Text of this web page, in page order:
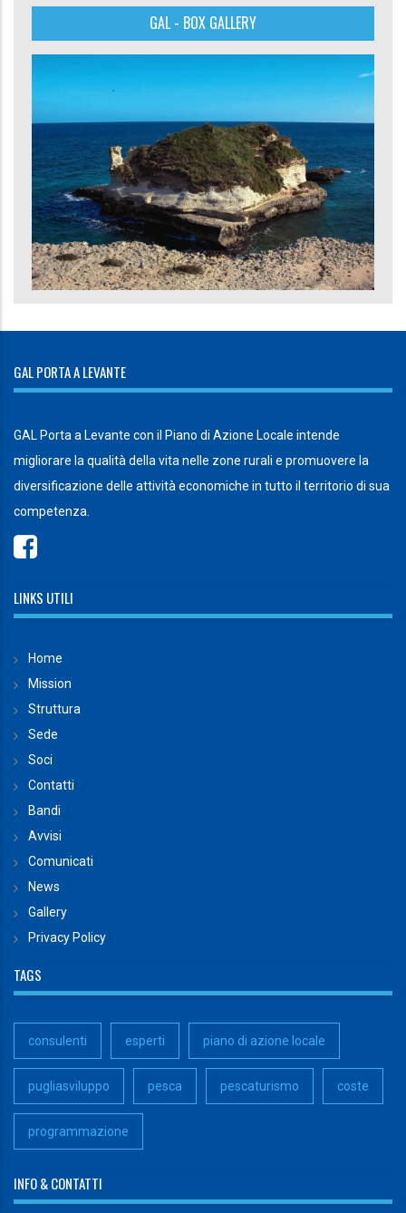
GAL - BOX GALLERY
GAL PORTA A LEVANTE
GAL Porta a Levante con il Piano di Azione Locale intende
migliorare la qualità della vita nelle zone rurali e promuovere la
diversificazione delle attività economiche in tutto il territorio di sua
competenza.
LINKS UTILI
Home
Mission
Struttura
Sede
Soci
Contatti
Bandi
Avvisi
Comunicati
News
Gallery
Privacy Policy
TAGS
consulenti esperti piano di azione locale
pugliasviluppo pesca pescaturismo coste
programmazione
INFO & CONTATTI